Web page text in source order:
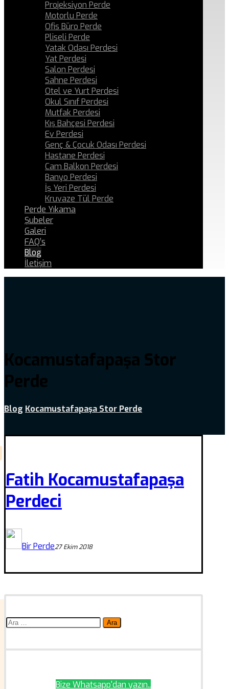
Projeksiyon Perde
Motorlu Perde
Ofis Büro Perde
Pliseli Perde
Yatak Odası Perdesi
Yat Perdesi
Salon Perdesi
Sahne Perdesi
Otel ve Yurt Perdesi
Okul Sınıf Perdesi
Mutfak Perdesi
Kış Bahçesi Perdesi
Ev Perdesi
Genç & Çocuk Odası Perdesi
Hastane Perdesi
Cam Balkon Perdesi
Banyo Perdesi
İş Yeri Perdesi
Kruvaze Tül Perde
Perde Yıkama
Şubeler
Galeri
FAQ’s
Blog
İletişim
Kocamustafapaşa Stor
Perde
Blog Kocamustafapaşa Stor Perde
Fatih Kocamustafapaşa
Perdeci
Bir Perde27 Ekim 2018
Arama:
Bize Whatsapp'dan yazın..